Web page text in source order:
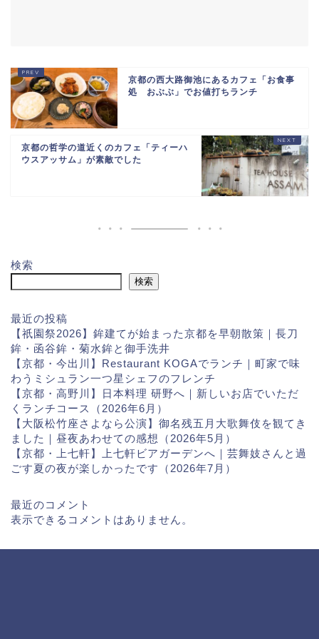
京都の西大路御池にあるカフェ「お食事
処 おぶぶ」でお値打ちランチ
京都の哲学の道近くのカフェ「ティーハ
ウスアッサム」が素敵でした
検索
検索
最近の投稿
【祇園祭2026】鉾建てが始まった京都を早朝散策｜長刀
鉾・函谷鉾・菊水鉾と御手洗井
【京都・今出川】Restaurant KOGAでランチ｜町家で味
わうミシュラン一つ星シェフのフレンチ
【京都・高野川】日本料理 研野へ｜新しいお店でいただ
くランチコース（2026年6月）
【大阪松竹座さよなら公演】御名残五月大歌舞伎を観てき
ました｜昼夜あわせての感想（2026年5月）
【京都・上七軒】上七軒ビアガーデンへ｜芸舞妓さんと過
ごす夏の夜が楽しかったです（2026年7月）
最近のコメント
表示できるコメントはありません。